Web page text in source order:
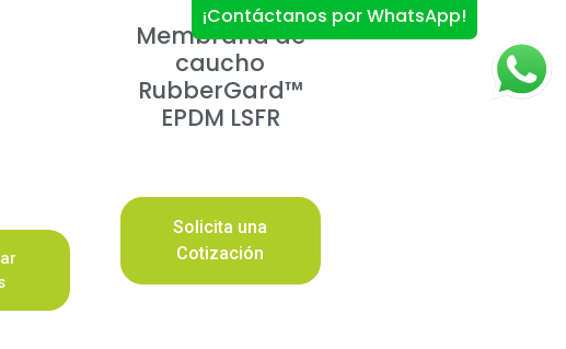
Membrana de
caucho
RubberGard™
EPDM LSFR
Solicita una
Cotización
¡Contáctanos por WhatsApp!